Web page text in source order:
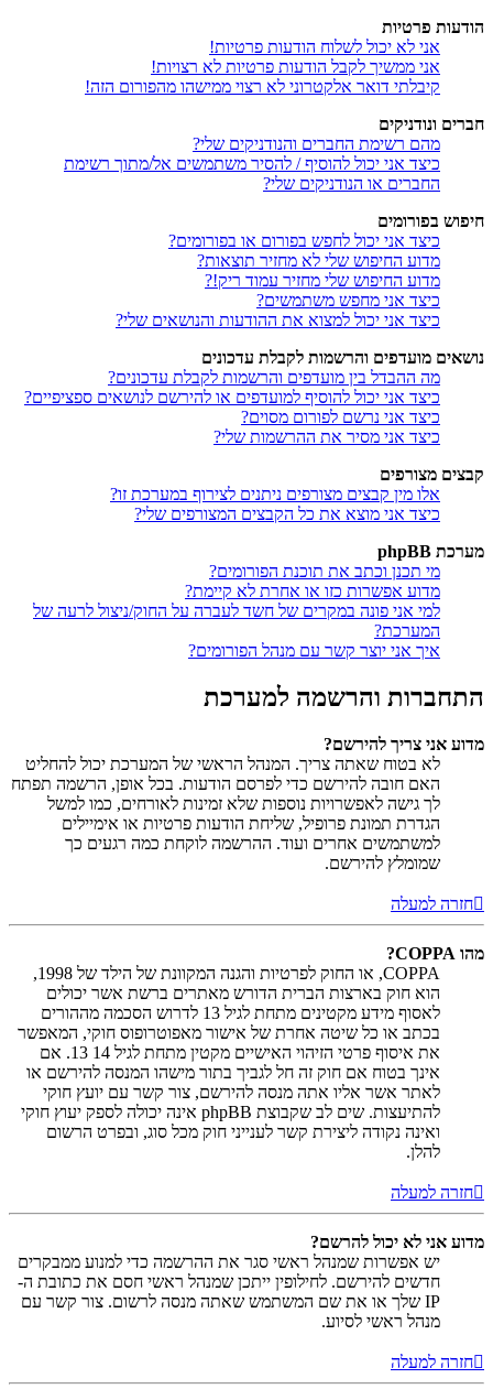
הודעות פרטיות
אני לא יכול לשלוח הודעות פרטיות!
אני ממשיך לקבל הודעות פרטיות לא רצויות!
קיבלתי דואר אלקטרוני לא רצוי ממישהו מהפורום הזה!
חברים ונודניקים
מהם רשימת החברים והנודניקים שלי?
כיצד אני יכול להוסיף / להסיר משתמשים אל/מתוך רשימת
החברים או הנודניקים שלי?
חיפוש בפורומים
כיצד אני יכול לחפש בפורום או בפורומים?
מדוע החיפוש שלי לא מחזיר תוצאות?
מדוע החיפוש שלי מחזיר עמוד ריק!?
כיצד אני מחפש משתמשים?
כיצד אני יכול למצוא את ההודעות והנושאים שלי?
נושאים מועדפים והרשמות לקבלת עדכונים
מה ההבדל בין מועדפים והרשמות לקבלת עדכונים?
כיצד אני יכול להוסיף למועדפים או להירשם לנושאים ספציפיים?
כיצד אני נרשם לפורום מסוים?
כיצד אני מסיר את ההרשמות שלי?
קבצים מצורפים
אלו מין קבצים מצורפים ניתנים לצירוף במערכת זו?
כיצד אני מוצא את כל הקבצים המצורפים שלי?
מערכת phpBB
מי תכנן וכתב את תוכנת הפורומים?
מדוע אפשרות כזו או אחרת לא קיימת?
למי אני פונה במקרים של חשד לעברה על החוק/ניצול לרעה של
המערכת?
איך אני יוצר קשר עם מנהל הפורומים?
התחברות והרשמה למערכת
מדוע אני צריך להירשם?
לא בטוח שאתה צריך. המנהל הראשי של המערכת יכול להחליט
האם חובה להירשם כדי לפרסם הודעות. בכל אופן, הרשמה תפתח
לך גישה לאפשרויות נוספות שלא זמינות לאורחים, כמו למשל
הגדרת תמונת פרופיל, שליחת הודעות פרטיות או אימיילים
למשתמשים אחרים ועוד. ההרשמה לוקחת כמה רגעים כך
שמומלץ להירשם.
חזרה למעלה
מהו COPPA?
COPPA, או החוק לפרטיות והגנה המקוונת של הילד של 1998,
הוא חוק בארצות הברית הדורש מאתרים ברשת אשר יכולים
לאסוף מידע מקטינים מתחת לגיל 13 לדרוש הסכמה מההורים
בכתב או כל שיטה אחרת של אישור מאפוטרופוס חוקי, המאפשר
את איסוף פרטי הזיהוי האישיים מקטין מתחת לגיל 14 13. אם
אינך בטוח אם חוק זה חל לגביך בתור מישהו המנסה להירשם או
לאתר אשר אליו אתה מנסה להירשם, צור קשר עם יועץ חוקי
להתיעצות. שים לב שקבוצת phpBB אינה יכולה לספק יעוץ חוקי
ואינה נקודה ליצירת קשר לענייני חוק מכל סוג, ובפרט הרשום
להלן.
חזרה למעלה
מדוע אני לא יכול להרשם?
יש אפשרות שמנהל ראשי סגר את ההרשמה כדי למנוע ממבקרים
חדשים להירשם. לחילופין ייתכן שמנהל ראשי חסם את כתובת ה-
IP שלך או את שם המשתמש שאתה מנסה לרשום. צור קשר עם
מנהל ראשי לסיוע.
חזרה למעלה